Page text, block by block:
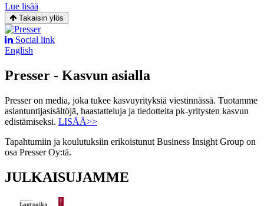
Lue lisää
Takaisin ylös
Social link
English
Presser - Kasvun asialla
Presser on media, joka tukee kasvuyrityksiä viestinnässä. Tuotamme
asiantuntijasisältöjä, haastatteluja ja tiedotteita pk-yritysten kasvun
edistämiseksi. LISÄÄ>>
Tapahtumiin ja koulutuksiin erikoistunut Business Insight Group on
osa Presser Oy:tä.
JULKAISUJAMME